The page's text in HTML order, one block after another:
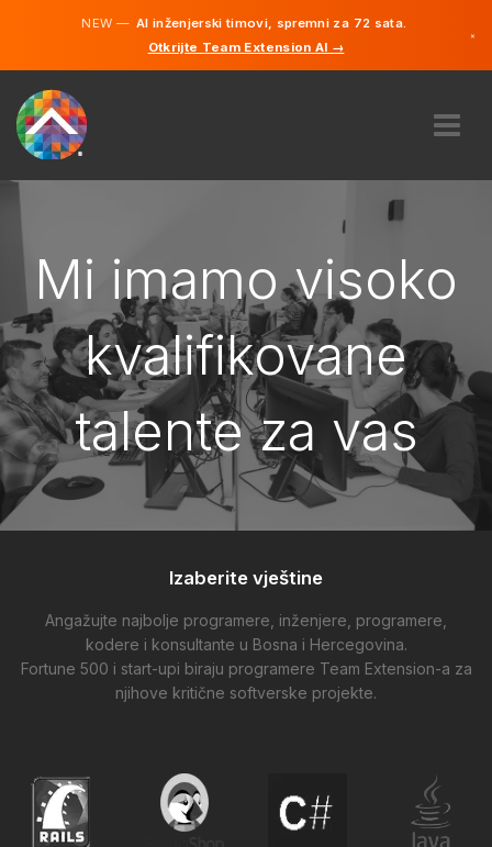
NEW —AI inženjerski timovi, spremni za 72 sata.
Otkrijte Team Extension AI →
×
KARIJERE
NAJAM
BOSNA I HERCEGOVINA
BS
POČNITE
Mi imamo visoko
kvalifikovane
talente za vas
Izaberite vještine
Angažujte najbolje programere, inženjere, programere,
kodere i konsultante u Bosna i Hercegovina.
Fortune 500 i start-upi biraju programere Team Extension-a za
njihove kritične softverske projekte.